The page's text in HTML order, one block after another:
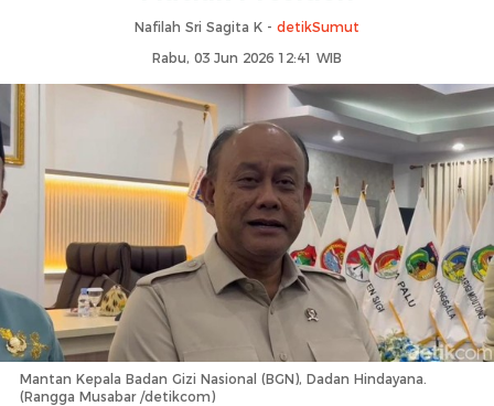
Nafilah Sri Sagita K - detikSumut
Rabu, 03 Jun 2026 12:41 WIB
Mantan Kepala Badan Gizi Nasional (BGN), Dadan Hindayana.
(Rangga Musabar /detikcom)